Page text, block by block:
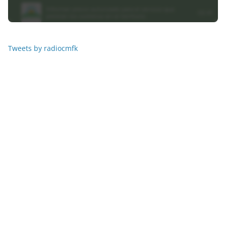
Tweets by radiocmfk